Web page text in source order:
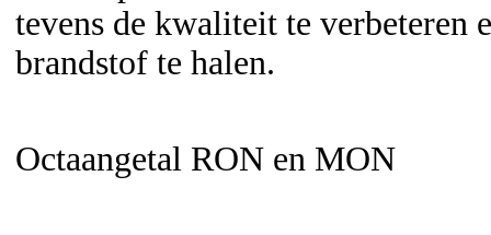
tevens de kwaliteit te verbeteren
brandstof te halen.
Octaangetal RON en MON